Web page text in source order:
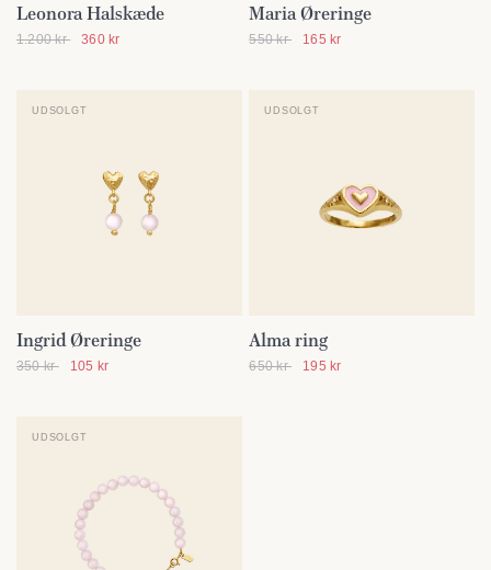
SE DETALJER
Leonora Halskæde
1.200 kr 360 kr
SE DETALJER
Maria Øreringe
550 kr 165 kr
UDSOLGT
SE DETALJER
Ingrid Øreringe
350 kr 105 kr
UDSOLGT
Alma ring
650 kr 195 kr
UDSOLGT